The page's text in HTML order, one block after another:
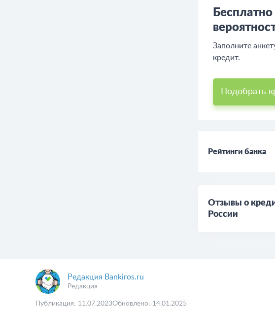
Заполните